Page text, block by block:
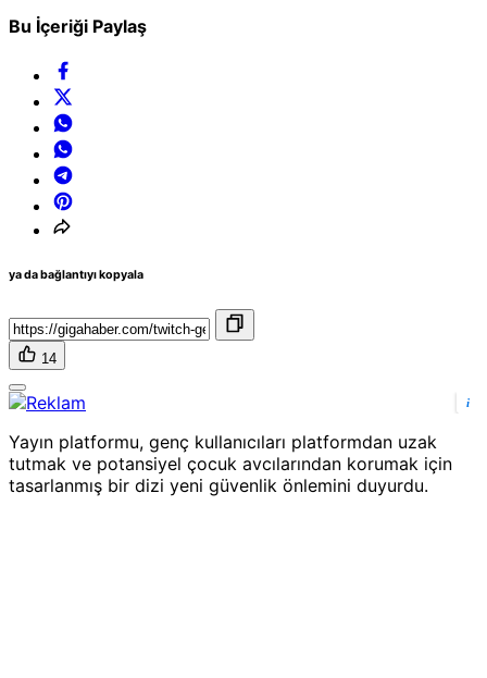
Bu İçeriği Paylaş
ya da bağlantıyı kopyala
14
i
Yayın platformu, genç kullanıcıları platformdan uzak
tutmak ve potansiyel çocuk avcılarından korumak için
tasarlanmış bir dizi yeni güvenlik önlemini duyurdu.